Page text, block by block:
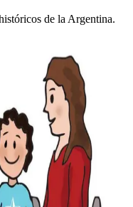
de la Argentina.